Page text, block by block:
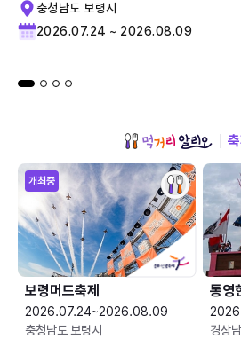
충청남도 보령시
2026.07.24 ~ 2026.08.09
개최중
보령머드축제
2026.07.24~2026.08.09
충청남도 보령시
통영
경상